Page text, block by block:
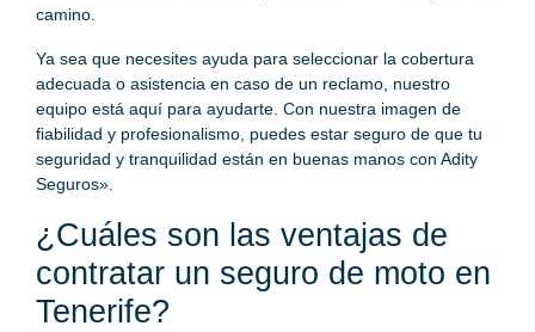
camino.
Ya sea que necesites ayuda para seleccionar la cobertura
adecuada o asistencia en caso de un reclamo, nuestro
equipo está aquí para ayudarte. Con nuestra imagen de
fiabilidad y profesionalismo, puedes estar seguro de que tu
seguridad y tranquilidad están en buenas manos con Adity
Seguros».
¿Cuáles son las ventajas de
contratar un seguro de moto en
Tenerife?